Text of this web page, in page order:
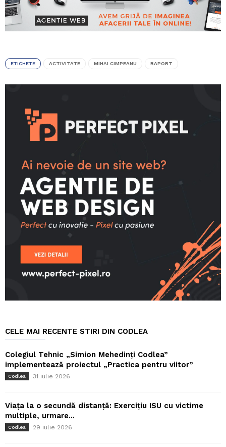
ETICHETE ACTIVITATE MIHAI CIMPEANU RAPORT
CELE MAI RECENTE STIRI DIN CODLEA
Colegiul Tehnic „Simion Mehedinți Codlea”
implementează proiectul „Practica pentru viitor”
Codlea 31 iulie 2026
Viața la o secundă distanță: Exercițiu ISU cu victime
multiple, urmare...
Codlea 29 iulie 2026